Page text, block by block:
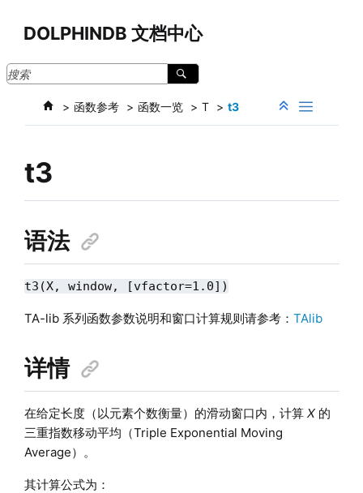
DOLPHINDB 文档中心
函数参考 函数一览 T t3
t3
语法
t3(X, window, [vfactor=1.0])
TA-lib 系列函数参数说明和窗口计算规则请参考： TAlib
详情
在给定长度（以元素个数衡量）的滑动窗口内，计算 X的
三重指数移动平均（Triple Exponential Moving
Average）。
其计算公式为：